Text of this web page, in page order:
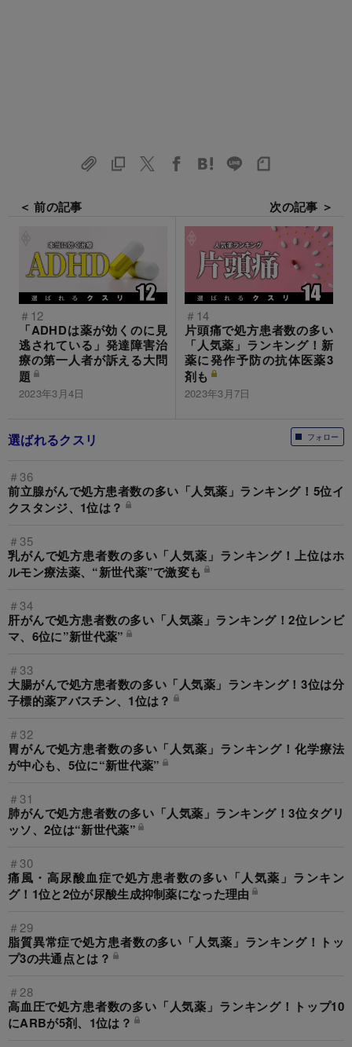
＜ 前の記事
＃12
「ADHDは薬が効くのに見
逃されている」発達障害治
療の第一人者が訴える大問
題
2023年3月4日
次の記事 ＞
＃14
片頭痛で処方患者数の多い
「人気薬」ランキング！新
薬に発作予防の抗体医薬3
剤も
2023年3月7日
フォロー
選ばれるクスリ
＃36
前立腺がんで処方患者数の多い「人気薬」ランキング！5位イ
クスタンジ、1位は？
＃35
乳がんで処方患者数の多い「人気薬」ランキング！上位はホ
ルモン療法薬、“新世代薬”で激変も
＃34
肝がんで処方患者数の多い「人気薬」ランキング！2位レンビ
マ、6位に”新世代薬”
＃33
大腸がんで処方患者数の多い「人気薬」ランキング！3位は分
子標的薬アバスチン、1位は？
＃32
胃がんで処方患者数の多い「人気薬」ランキング！化学療法
が中心も、5位に“新世代薬”
＃31
肺がんで処方患者数の多い「人気薬」ランキング！3位タグリ
ッソ、2位は“新世代薬”
＃30
痛風・高尿酸血症で処方患者数の多い「人気薬」ランキン
グ！1位と2位が尿酸生成抑制薬になった理由
＃29
脂質異常症で処方患者数の多い「人気薬」ランキング！トッ
プ3の共通点とは？
＃28
高血圧で処方患者数の多い「人気薬」ランキング！トップ10
にARBが5剤、1位は？